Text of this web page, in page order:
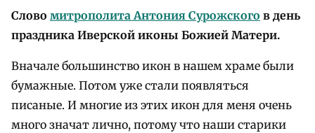
Слово митрополита Антония Сурожского в день
праздника Иверской иконы Божией Матери.
Вначале большинство икон в нашем храме были
бумажные. Потом уже стали появляться
писаные. И многие из этих икон для меня очень
много значат лично, потому что наши старики